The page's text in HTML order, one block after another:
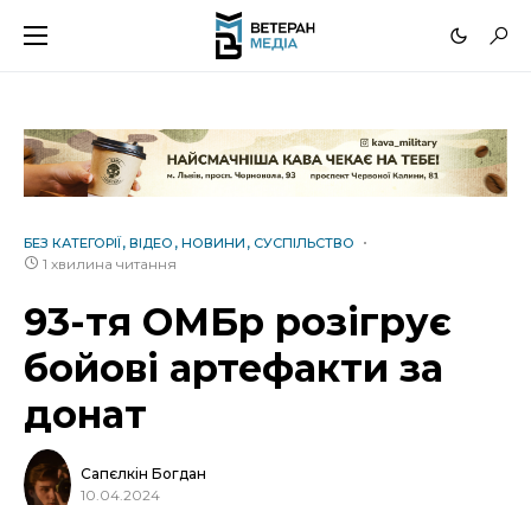
БЕЗ КАТЕГОРІЇ ВІДЕО НОВИНИ СУСПІЛЬСТВО
1 хвилина читання
93-тя ОМБр розігрує
бойові артефакти за
донат
Сапєлкін Богдан
10.04.2024